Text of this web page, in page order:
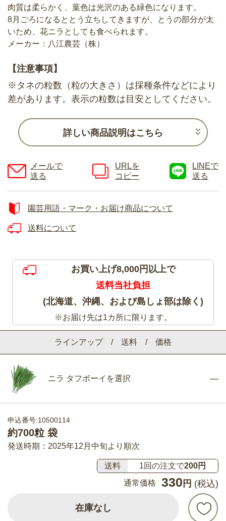
ラインアップ / 送料 / 価格
ニラ タフボーイを選択
申込番号:10500114
約700粒 袋
発送時期：2025年12月中旬より順次
送料 1回の注文で200円
通常価格
330 円 (税込)
在庫なし
肉質は柔らかく、葉色は光沢のある緑色になります。
8月ごろになるととう立ちしてきますが、とうの部分が太
いため、花ニラとしても食べられます。
メーカー：八江農芸（株）
【注意事項】
※タネの粒数（粒の大きさ）は採種条件などにより
差があります。表示の粒数は目安としてください。
詳しい商品説明はこちら
メールで
送る
URLを
コピー
LINEで
送る
園芸用語・マーク・お届け商品について
送料について
お買い上げ8,000円以上で
送料当社負担
(北海道、沖縄、および島しょ部は除く)
※お届け先は1カ所に限ります。